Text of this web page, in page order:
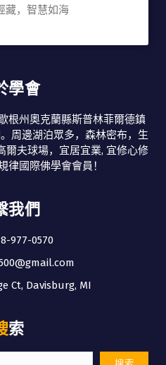
藏，智慧如海
於學會
根州奧克蘭縣斯普林菲爾德鎮
周邊湖泊眾多，森林密布，生
爾夫球場，宜居宜業, 宜修心修
律國際佛學會會員！
繫我們
977-0570
Ct, Davisburg, MI
搜索